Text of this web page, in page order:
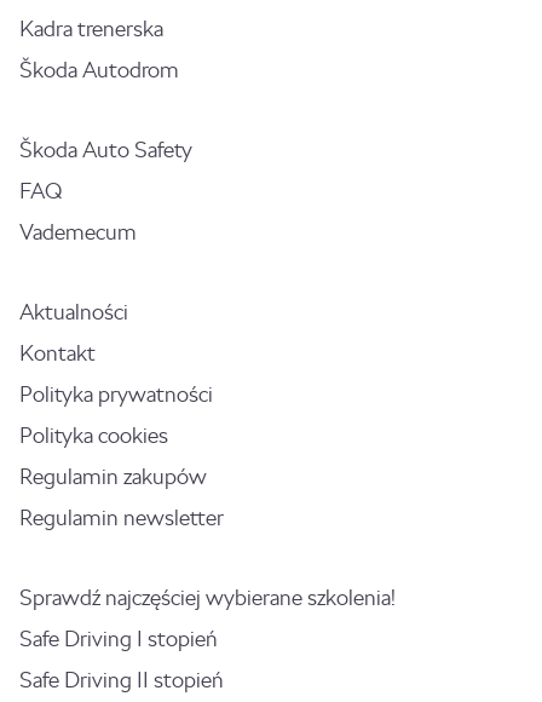
Kadra trenerska
Škoda Autodrom
Škoda Auto Safety
FAQ
Vademecum
Aktualności
Kontakt
Polityka prywatności
Polityka cookies
Regulamin zakupów
Regulamin newsletter
Sprawdź najczęściej wybierane szkolenia!
Safe Driving I stopień
Safe Driving II stopień